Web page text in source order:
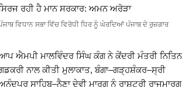
ਰਹੀ ਹੈ ਮਾਨ ਸਰਕਾਰ: ਅਮਨ ਅਰੋੜਾ
ਵਿਧਾਨ ਸਭਾ ਵਿੱਚ ਵਿਰੋਧੀ ਧਿਰ ਨੂੰ ਘੇਰਦਿਆਂ ਪੰਜਾਬ ਦੇ ਰੁਜ਼ਗਾਰ
ਐਮਪੀ ਮਾਲਵਿੰਦਰ ਸਿੰਘ ਕੰਗ ਨੇ ਕੇਂਦਰੀ ਮੰਤਰੀ ਨਿਤਿਨ
ਨਾਲ ਕੀਤੀ ਮੁਲਾਕਾਤ, ਬੰਗਾ–ਗੜ੍ਹਸ਼ੰਕਰ–ਸ੍ਰੀ
ਸਾਹਿਬ–ਨੈਣਾ ਦੇਵੀ ਮਾਰਗ ਨੂੰ ਰਾਸ਼ਟਰੀ ਰਾਜਮਾਰਗ